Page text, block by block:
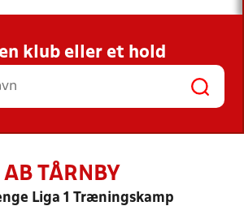
INDHOLD OG NYHEDER
RESULTATER, KLUBBER OG
HOLD
klub eller et hold
AB TÅRNBY
Liga 1 Træningskamp